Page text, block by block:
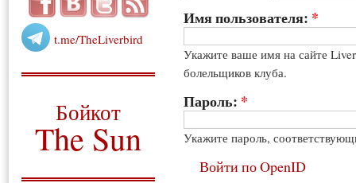
t.me/TheLiverbird
Бойкот
The Sun
Имя пользователя: *
Укажите ваше имя на сайте
болельщиков клуба.
Пароль: *
Укажите пароль,
Войти по OpenID